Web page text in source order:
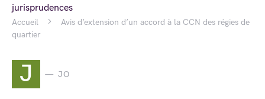
Accueil
Avis d’extension d’un accord à la CCN des régies de
quartier
J JO
jurisprudences